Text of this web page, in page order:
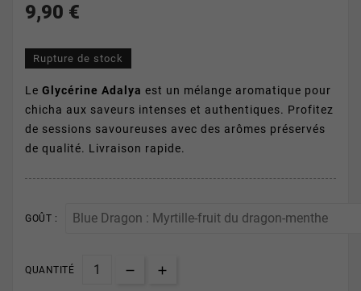
9,90 €
Rupture de stock
Le Glycérine Adalya est un mélange aromatique pour
chicha aux saveurs intenses et authentiques. Profitez
de sessions savoureuses avec des arômes préservés
de qualité. Livraison rapide.
GOÛT :
QUANTITÉ